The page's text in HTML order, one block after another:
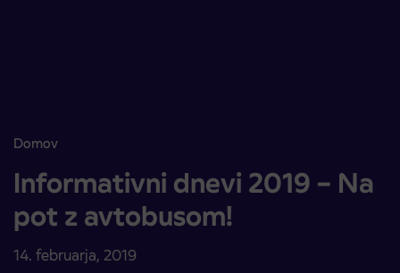
Domov
Informativni dnevi 2019 – Na pot z avtobusom!
Informativni dnevi 2019 – Na
pot z avtobusom!
14. februarja, 2019